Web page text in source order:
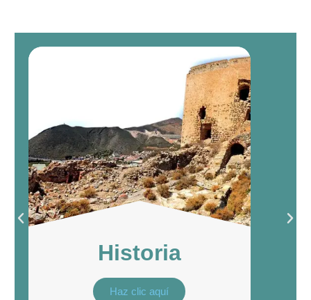
Historia
Haz clic aquí